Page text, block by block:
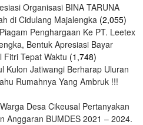
Organisasi BINA TARUNA
di Cidulang Majalengka (2,055)
Penghargaan Ke PT. Leetex
Bentuk Apresiasi Bayar
Fitri Tepat Waktu (1,748)
Kulon Jatiwangi Berharap Uluran
Rumahnya Yang Ambruk !!!
Desa Cikeusal Pertanyakan
Anggaran BUMDES 2021 – 2024.